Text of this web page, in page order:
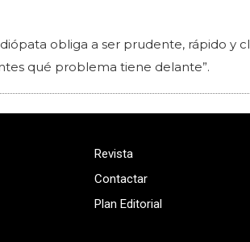
obliga a ser prudente, rápido y
qué problema tiene delante”.
Revista
Contactar
Plan Editorial